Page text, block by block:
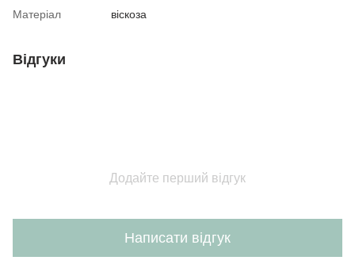
Матеріал віскоза
Відгуки
Додайте перший відгук
Написати відгук